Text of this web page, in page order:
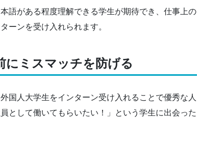
語がある程度理解できる学生が期待でき、仕事上の
ーンを受け入れられます。
にミスマッチを防げる
国人大学生をインターン受け入れることで優秀な人
として働いてもらいたい！」という学生に出会った